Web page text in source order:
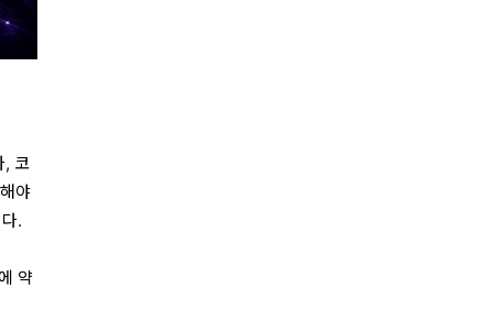
, 코
야
.
약